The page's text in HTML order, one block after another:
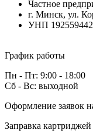
Частное
г. Минск, ул.
УНП 192559442
График работы
Пн - Пт: 9:00 - 18:00
Сб - Вс: выходной
Оформление заявок
Заправка картриджей